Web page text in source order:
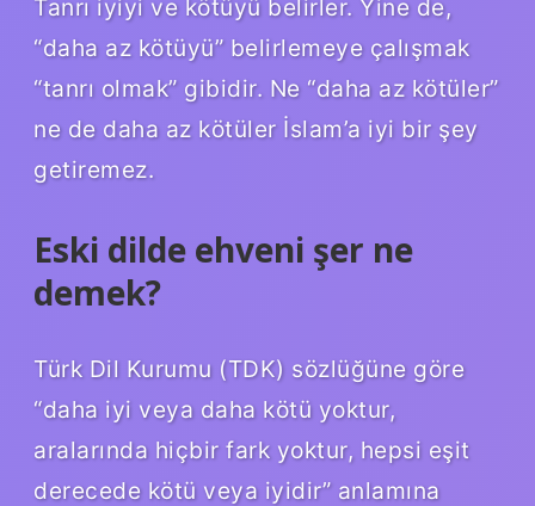
Tanrı iyiyi ve kötüyü belirler. Yine de,
“daha az kötüyü” belirlemeye çalışmak
“tanrı olmak” gibidir. Ne “daha az kötüler”
ne de daha az kötüler İslam’a iyi bir şey
getiremez.
Eski dilde ehveni şer ne
demek?
Türk Dil Kurumu (TDK) sözlüğüne göre
“daha ​​iyi veya daha kötü yoktur,
aralarında hiçbir fark yoktur, hepsi eşit
derecede kötü veya iyidir” anlamına